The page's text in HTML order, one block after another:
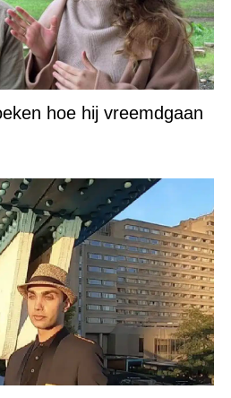
hoe hij vreemdgaan